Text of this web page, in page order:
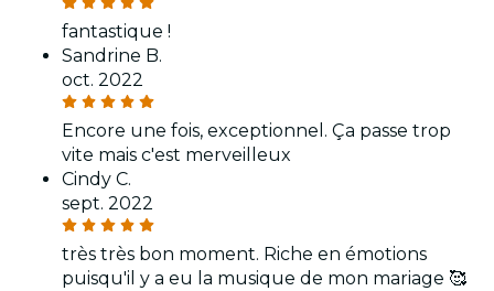
fantastique !
Sandrine B.
oct. 2022
Encore une fois, exceptionnel. Ça passe trop
vite mais c'est merveilleux
Cindy C.
sept. 2022
très très bon moment. Riche en émotions
puisqu'il y a eu la musique de mon mariage 🥰